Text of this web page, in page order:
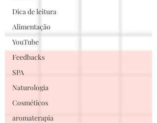
Dica de leitura
Alimentação
YouTube
Feedbacks
SPA
Naturologia
Cosméticos
aromaterapia